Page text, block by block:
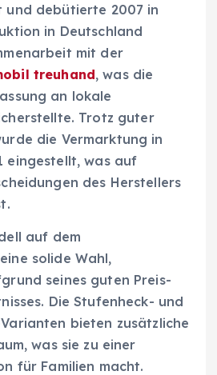
debütierte 2007 in
in Deutschland
mit der
treuhand, was die
an lokale
Trotz guter
die Vermarktung in
eingestellt, was auf
des Herstellers
auf dem
solide Wahl,
seines guten Preis-
Die Stufenheck- und
bieten zusätzliche
was sie zu einer
für Familien macht.